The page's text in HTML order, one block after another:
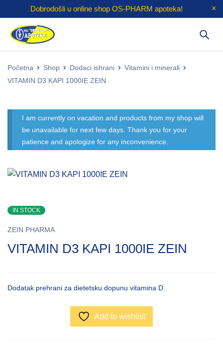
Dobrodošli u online shop OS-PHARM apoteka!
Početna Shop Dodaci ishrani
Vitamini i minerali
VITAMIN D3 KAPI 1000IE ZEIN
I am currently on vacation and products from my shop will
be unavailable for next few days. Thank you for your
patience and apologize for any inconvenience.
IN STOCK
ZEIN PHARMA
VITAMIN D3 KAPI 1000IE ZEIN
Dodatak prehrani za dietetsku dopunu vitamina D.
Add to wishlist